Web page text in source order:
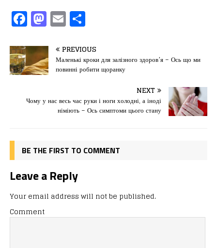
F
a
c
e
b
o
o
M
a
st
o
d
o
n
E
m
ai
l
іл
и
т
ис
я
PREVIOUS
Маленькі кроки для залізного здоров’я – Ось що ми
повинні робити щоранку
NEXT
Чому у нас весь час руки і ноги холодні, а іноді
німіють – Ось симптоми цього стану
BE THE FIRST TO COMMENT
Leave a Reply
Your email address will not be published.
Comment